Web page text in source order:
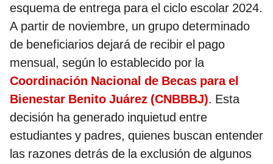
esquema de entrega para el ciclo escolar 2024.
A partir de noviembre, un grupo determinado
de beneficiarios dejará de recibir el pago
mensual, según lo establecido por la
Coordinación Nacional de Becas para el
Bienestar Benito Juárez (CNBBBJ). Esta
decisión ha generado inquietud entre
estudiantes y padres, quienes buscan entender
las razones detrás de la exclusión de algunos